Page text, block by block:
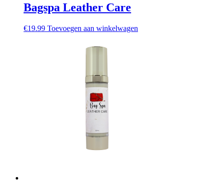
Bagspa Leather Care
€19.99 Toevoegen aan winkelwagen